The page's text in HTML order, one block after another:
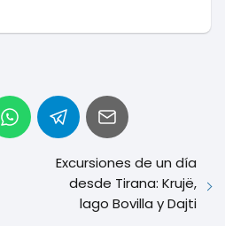
Excursiones de un día
desde Tirana: Krujë,
lago Bovilla y Dajti